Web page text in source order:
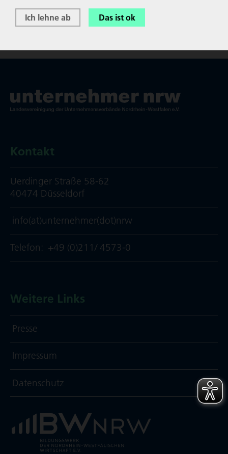
Kontakt
Uerdinger Straße 58-62
40474 Düsseldorf
info(at)unternehmer(dot)nrw
Telefon: +49 (0)211/ 4573-0
Weitere Links
Presse
Impressum
Daten­schutz
Ich lehne ab Das ist ok